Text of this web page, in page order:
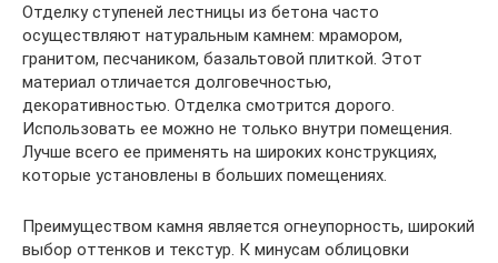
Отделку ступеней лестницы из бетона часто
осуществляют натуральным камнем: мрамором,
гранитом, песчаником, базальтовой плиткой. Этот
материал отличается долговечностью,
декоративностью. Отделка смотрится дорого.
Использовать ее можно не только внутри помещения.
Лучше всего ее применять на широких конструкциях,
которые установлены в больших помещениях.
Преимуществом камня является огнеупорность, широкий
выбор оттенков и текстур. К минусам облицовки